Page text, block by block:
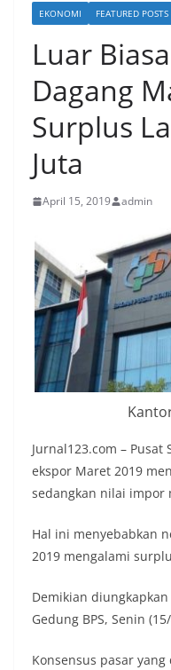
EKONOMI FEATURED POSTS
Luar
Dagang
Surplus
Juta
April 15, 2019 admin
Jurnal123.com – Pusat
ekspor Maret 2019
sedangkan nilai impor
Hal ini menyebabkan
2019 mengalami
Demikian
Gedung BPS, Senin
Konsensus pasar